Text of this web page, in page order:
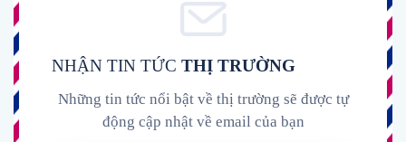
NHẬN TIN TỨC THỊ TRƯỜNG
Những tin tức nổi bật về thị trường sẽ được tự
động cập nhật về email của bạn